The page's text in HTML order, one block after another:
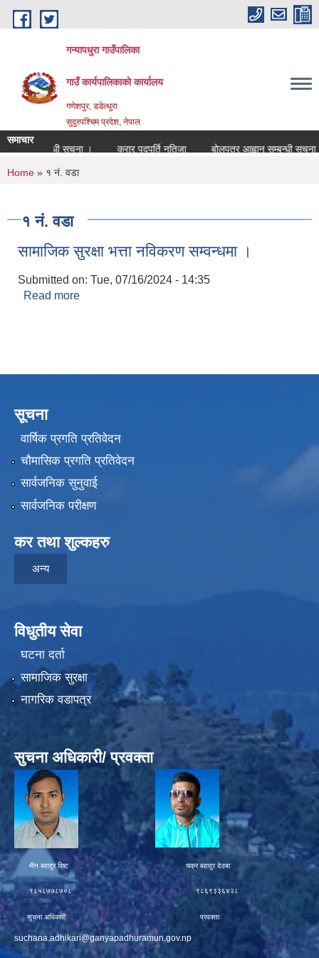
Skip to main content
गन्यापधुरा गाउँपालिका
गाउँ कार्यपालिकाकाे कार्यालय
गणेशपुर, डडेल्धुरा
सुदुरपश्चिम प्रदेश, नेपाल
समाचार
सम्बन्धी सुचना ।
करार पदपुर्ति नतिजा बोलपत्र आह्वान सम्बन्धी सुचना ।
You are here
Home » १ नं. वडा
१ नं. वडा
सामाजिक सुरक्षा भत्ता नविकरण सम्वन्धमा ।
Submitted on: Tue, 07/16/2024 - 14:35
Read more
सूचना
वार्षिक प्रगति प्रतिवेदन
चौमासिक प्रगति प्रतिवेदन
सार्वजनिक सुनुवाई
सार्वजनिक परीक्षण
कर तथा शुल्कहरु
अन्य
विधुतीय सेवा
घटना दर्ता
सामाजिक सुरक्षा
नागरिक वडापत्र
सुचना अधिकारी/ प्रवक्ता
मीन बहादुर विष्ट चक्र बहादुर देउबा
९८५८७७८७०८ ९८६९३३६४२८
सुचना अधिकारी प्रवक्ता
suchana.adhikari@ganyapadhuramun.gov.np